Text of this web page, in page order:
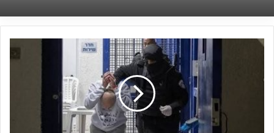
الإرهاب
و يقول الضابط، الذي كان ثاني أعلى ضابط في
القوات الخاصة رتبة في ذلك الوقت، إن الادعاءات لم
يتم الإبلاغ عنها في ذلك الوقت لسببين.